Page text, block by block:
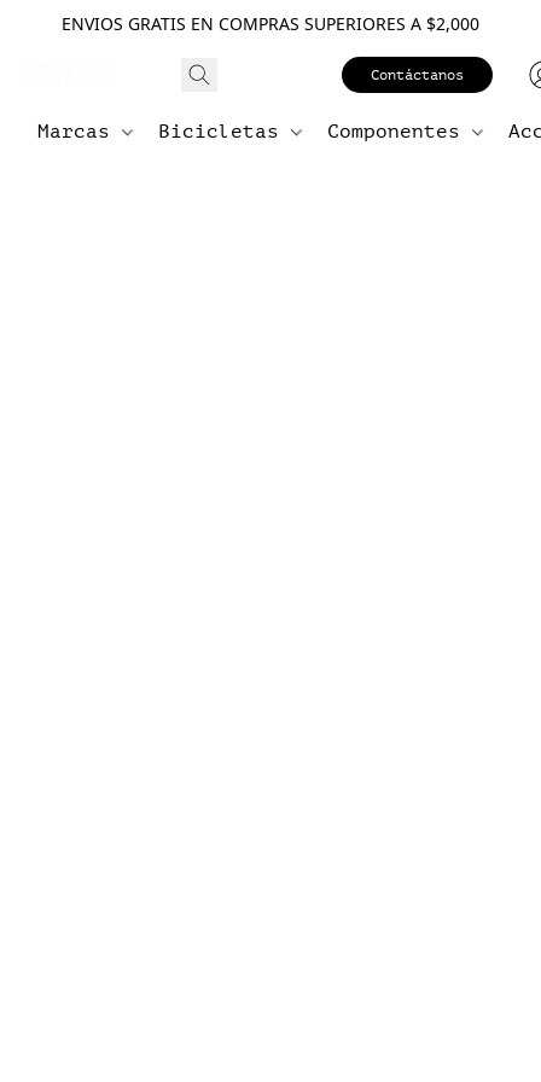
ENVIOS GRATIS EN COMPRAS SUPERIORES A $2,000
Contáctanos
Marcas Bicicletas Componentes